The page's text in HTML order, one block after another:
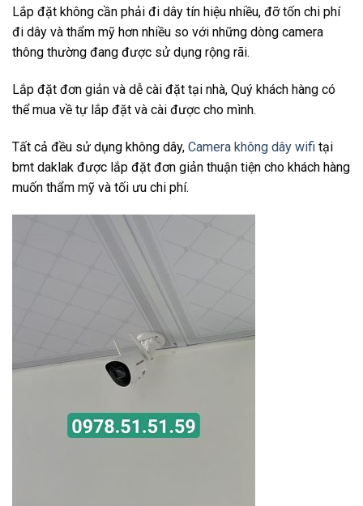
Lắp đặt không cần phải đi dây tín hiệu nhiều, đỡ tốn chi phí
đi dây và thẩm mỹ hơn nhiều so với những dòng camera
thông thường đang được sử dụng rộng rãi.
Lắp đặt đơn giản và dễ cài đặt tại nhà, Quý khách hàng có
thể mua về tự lắp đặt và cài được cho mình.
Tất cả đều sử dụng không dây, Camera không dây wifi tại
bmt daklak được lắp đặt đơn giản thuận tiện cho khách hàng
muốn thẩm mỹ và tối ưu chi phí.